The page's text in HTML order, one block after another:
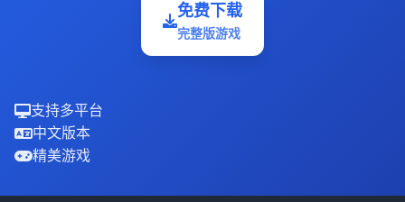
免费下载
完整版游戏
支持多平台
中文版本
精美游戏